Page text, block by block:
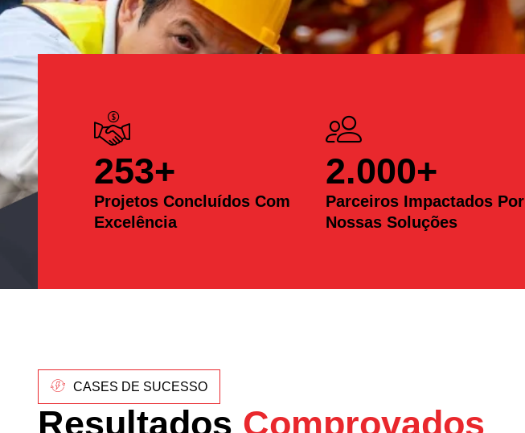
Projetos Concluídos Com
Excelência
253+
Parceiros Impactados Por
Nossas Soluções
2.000+
CASES DE SUCESSO
Resultados Comprovados